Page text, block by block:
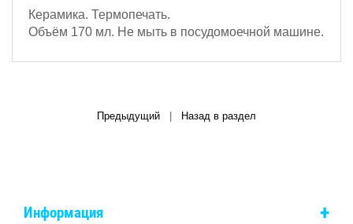
Керамика. Термопечать.
Объём 170 мл. Не мыть в посудомоечной машине.
Предыдущий Назад в раздел
Информация +